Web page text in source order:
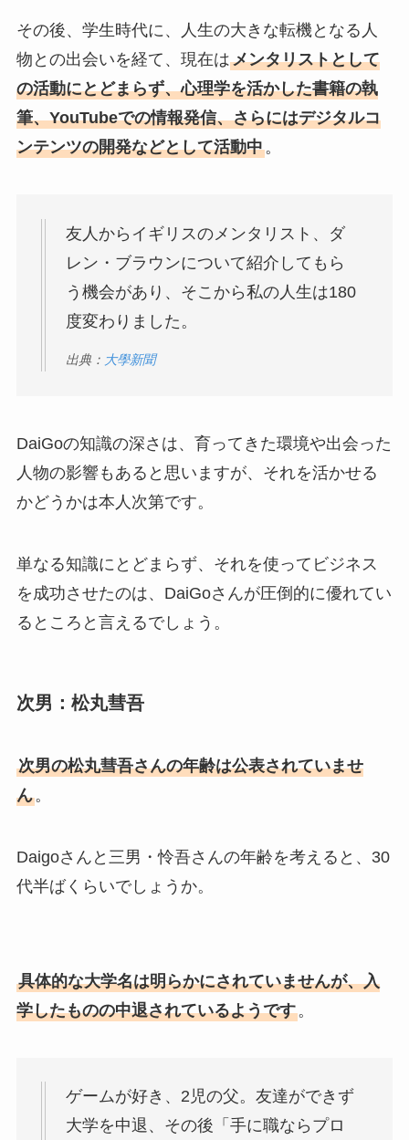
その後、学生時代に、人生の大きな転機となる人
物との出会いを経て、現在はメンタリストとして
の活動にとどまらず、心理学を活かした書籍の執
筆、YouTubeでの情報発信、さらにはデジタルコ
ンテンツの開発などとして活動中。
友人からイギリスのメンタリスト、ダ
レン・ブラウンについて紹介してもら
う機会があり、そこから私の人生は180
度変わりました。
出典： 大學新聞
DaiGoの知識の深さは、育ってきた環境や出会った
人物の影響もあると思いますが、それを活かせる
かどうかは本人次第です。
単なる知識にとどまらず、それを使ってビジネス
を成功させたのは、DaiGoさんが圧倒的に優れてい
るところと言えるでしょう。
次男：松丸彗吾
次男の松丸彗吾さんの年齢は公表されていませ
ん。
Daigoさんと三男・怜吾さんの年齢を考えると、30
代半ばくらいでしょうか。
具体的な大学名は明らかにされていませんが、入
学したものの中退されているようです。
ゲームが好き、2児の父。友達ができず
大学を中退、その後「手に職ならプロ